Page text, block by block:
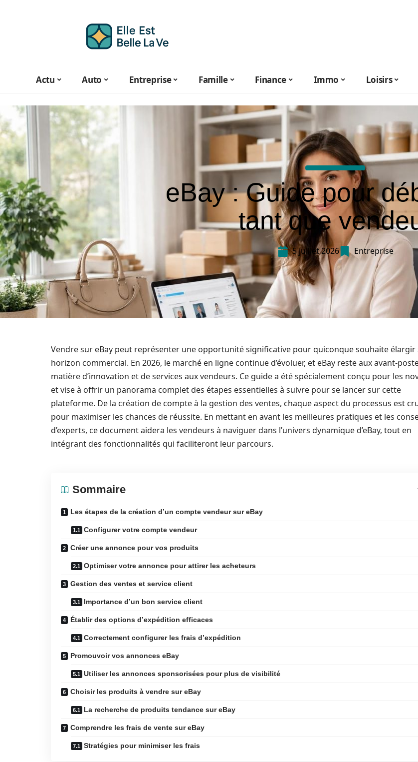
Actu Auto Entreprise Famille Finance Immo Loisirs
eBay : Guide pour
tant que
5 juillet 2026 Entreprise
Vendre sur eBay peut représenter une opportunité significative pour quiconque souhaite élargir
horizon commercial. En 2026, le marché en ligne continue d’évoluer, et eBay reste aux avant-
matière d’innovation et de services aux vendeurs. Ce guide a été spécialement conçu pour les
et vise à offrir un panorama complet des étapes essentielles à suivre pour se lancer sur cette
plateforme. De la création de compte à la gestion des ventes, chaque aspect du processus est
pour maximiser les chances de réussite. En mettant en avant les meilleures pratiques et les
d’experts, ce document aidera les vendeurs à naviguer dans l’univers dynamique d’eBay, tout en
intégrant des fonctionnalités qui faciliteront leur parcours.
Sommaire
Les étapes de la création d’un compte vendeur sur eBay
Configurer votre compte vendeur
Créer une annonce pour vos produits
Optimiser votre annonce pour attirer les acheteurs
Gestion des ventes et service client
Importance d’un bon service client
Établir des options d’expédition efficaces
Correctement configurer les frais d’expédition
Promouvoir vos annonces eBay
Utiliser les annonces sponsorisées pour plus de visibilité
Choisir les produits à vendre sur eBay
La recherche de produits tendance sur eBay
Comprendre les frais de vente sur eBay
Stratégies pour minimiser les frais